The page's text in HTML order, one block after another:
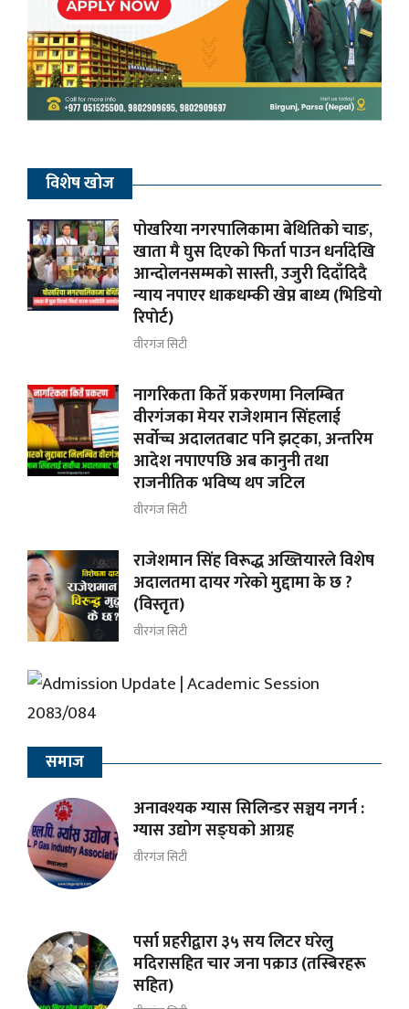
विशेष खोज
पोखरिया नगरपालिकामा बेथितिको चाङ,
खाता मै घुस दिएको फिर्ता पाउन धर्नादेखि
आन्दोलनसम्मकाे सास्ती, उजुरी दिदाँदिदै
न्याय नपाएर धाकधम्की खेप्न बाध्य (भिडियाे
रिपाेर्ट)
वीरगंज सिटी
नागरिकता किर्ते प्रकरणमा निलम्बित
वीरगंजका मेयर राजेशमान सिंहलाई
सर्वोच्च अदालतबाट पनि झट्का, अन्तरिम
आदेश नपाएपछि अब कानुनी तथा
राजनीतिक भविष्य थप जटिल
वीरगंज सिटी
राजेशमान सिंह विरूद्ध अख्तियारले विशेष
अदालतमा दायर गरेको मुद्दामा के छ ?
(विस्तृत)
वीरगंज सिटी
समाज
अनावश्यक ग्यास सिलिन्डर सञ्चय नगर्न :
ग्यास उद्योग सङ्घको आग्रह
वीरगंज सिटी
पर्सा प्रहरीद्वारा ३५ सय लिटर घरेलु
मदिरासहित चार जना पक्राउ (तस्बिरहरू
सहित)